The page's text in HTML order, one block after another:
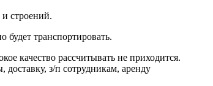
строений.
будет транспортировать.
качество рассчитывать не приходится.
з/п сотрудникам, аренду